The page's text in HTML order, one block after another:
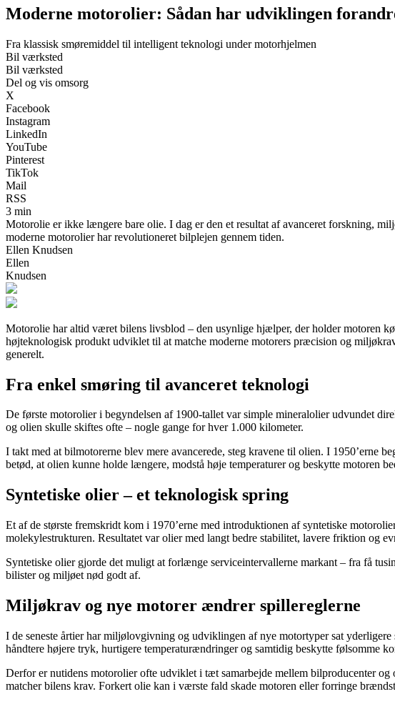
Moderne motorolier: Sådan har udviklingen
Fra klassisk smøremiddel til intelligent teknologi under motorhjelmen
Bil værksted
Bil værksted
Del og vis omsorg
X
Facebook
Instagram
LinkedIn
YouTube
Pinterest
TikTok
Mail
RSS
3 min
Motorolie er ikke længere bare olie. I dag er den et resultat af avanceret forskning,
moderne motorolier har revolutioneret bilplejen gennem tiden.
Ellen Knudsen
Ellen
Knudsen
Motorolie har altid været bilens livsblod – den usynlige hjælper, der holder motoren
højteknologisk produkt udviklet til at matche moderne motorers præcision og
generelt.
Fra enkel smøring til avanceret teknologi
De første motorolier i begyndelsen af 1900-tallet var simple mineralolier udvundet
og olien skulle skiftes ofte – nogle gange for hver 1.000 kilometer.
I takt med at bilmotorerne blev mere avancerede, steg kravene til olien. I 1950’erne
betød, at olien kunne holde længere, modstå høje temperaturer og beskytte motoren
Syntetiske olier – et teknologisk spring
Et af de største fremskridt kom i 1970’erne med introduktionen af syntetiske
molekylestrukturen. Resultatet var olier med langt bedre stabilitet, lavere friktion og
Syntetiske olier gjorde det muligt at forlænge serviceintervallerne markant – fra få
bilister og miljøet nød godt af.
Miljøkrav og nye motorer ændrer spillereglerne
I de seneste årtier har miljølovgivning og udviklingen af nye motortyper sat
håndtere højere tryk, hurtigere temperaturændringer og samtidig beskytte følsomme
Derfor er nutidens motorolier ofte udviklet i tæt samarbejde mellem bilproducenter
matcher bilens krav. Forkert olie kan i værste fald skade motoren eller forringe